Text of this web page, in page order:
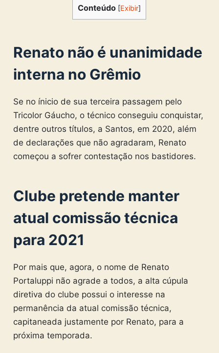
Conteúdo [Exibir]
Renato não é unanimidade
interna no Grêmio
Se no ínicio de sua terceira passagem pelo
Tricolor Gáucho, o técnico conseguiu conquistar,
dentre outros títulos, a Santos, em 2020, além
de declarações que não agradaram, Renato
começou a sofrer contestação nos bastidores.
Clube pretende manter
atual comissão técnica
para 2021
Por mais que, agora, o nome de Renato
Portaluppi não agrade a todos, a alta cúpula
diretiva do clube possui o interesse na
permanência da atual comissão técnica,
capitaneada justamente por Renato, para a
próxima temporada.